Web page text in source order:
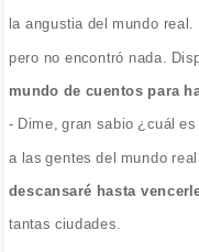
la angustia del mundo
pero no encontró nada.
mundo de cuentos para
- Dime, gran sabio ¿cuál
a las gentes del mundo
descansaré hasta
tantas ciudades.